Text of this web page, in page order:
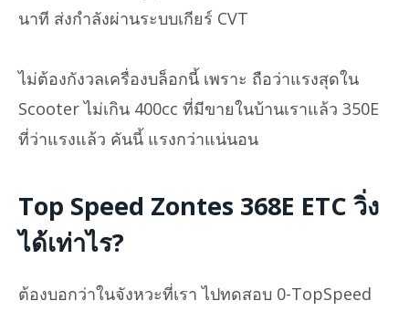
นาที ส่งกำลังผ่านระบบเกียร์ CVT
ไม่ต้องกังวลเครื่องบล็อกนี้ เพราะ ถือว่าแรงสุดใน
Scooter ไม่เกิน 400cc ที่มีขายในบ้านเราแล้ว 350E
ที่ว่าแรงแล้ว คันนี้ แรงกว่าแน่นอน
Top Speed Zontes 368E ETC วิ่ง
ได้เท่าไร?
ต้องบอกว่าในจังหวะที่เรา ไปทดสอบ 0-TopSpeed